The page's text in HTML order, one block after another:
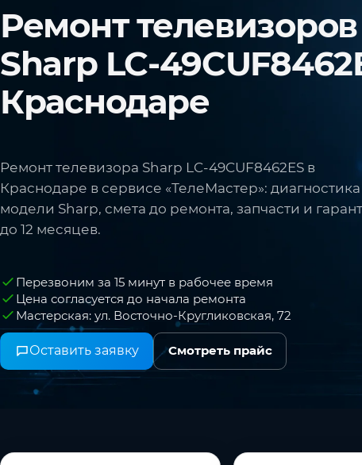
Ремонт телевизоров
Sharp LC-
Краснодаре
Ремонт телевизора Sharp LC-49CUF8462ES в
Краснодаре в сервисе «ТелеМастер»: диагностика
модели Sharp, смета до ремонта, запчасти и
до 12 месяцев.
Перезвоним за 15 минут в рабочее время
Цена согласуется до начала ремонта
Мастерская: ул. Восточно-Кругликовская, 72
Оставить заявку Смотреть прайс